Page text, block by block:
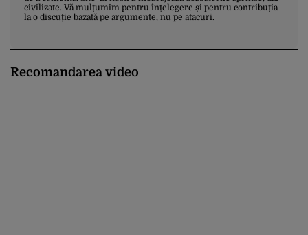
civilizate. Vă mulțumim pentru înțelegere și pentru contribuția
la o discuție bazată pe argumente, nu pe atacuri.
Recomandarea video